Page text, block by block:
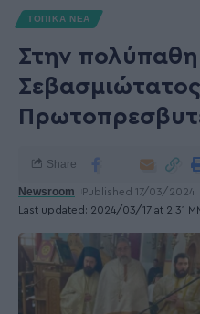
ΤΟΠΙΚΑ ΝΕΑ
Στην
Last updated: 2024/03/17 at 2:31
Newsroom Published 17/03/2024
Share